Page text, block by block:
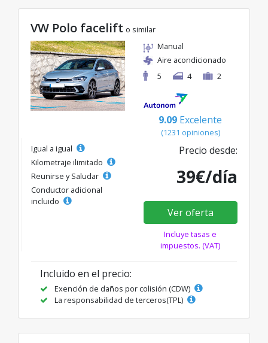
VW Polo facelift o similar
Manual
Aire acondicionado
5
4 2
9.09 Excelente
(1231 opiniones)
Igual a igual
Kilometraje ilimitado
Reunirse y Saludar
Conductor adicional
incluido
Precio desde:
39€/día
Ver oferta
Incluye tasas e
impuestos. (VAT)
Incluido en el precio:
Exención de daños por colisión (CDW)
La responsabilidad de terceros(TPL)